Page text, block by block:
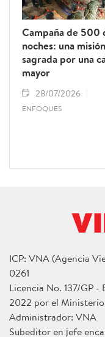
Campaña de 500
noches: una misión
sagrada por una
mayor
28/07/2026
ENFOQUES
ICP: VNA (Agencia
0261
Licencia No. 137/GP -
2022 por el
Administrador: VNA
Subeditor en jefe